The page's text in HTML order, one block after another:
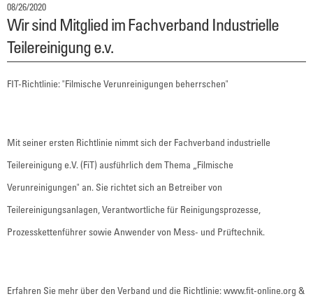
08/26/2020
Wir sind Mitglied im Fachverband Industrielle
Teilereinigung e.v.
FIT-Richtlinie: "Filmische Verunreinigungen beherrschen"
Mit seiner ersten Richtlinie nimmt sich der Fachverband industrielle
Teilereinigung e.V. (FiT) ausführlich dem Thema „Filmische
Verunreinigungen" an. Sie richtet sich an Betreiber von
Teilereinigungsanlagen, Verantwortliche für Reinigungsprozesse,
Prozesskettenführer sowie Anwender von Mess- und Prüftechnik.
Erfahren Sie mehr über den Verband und die Richtlinie: www.fit-online.org &